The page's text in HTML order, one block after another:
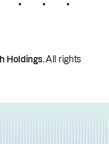
Holdings.All rights